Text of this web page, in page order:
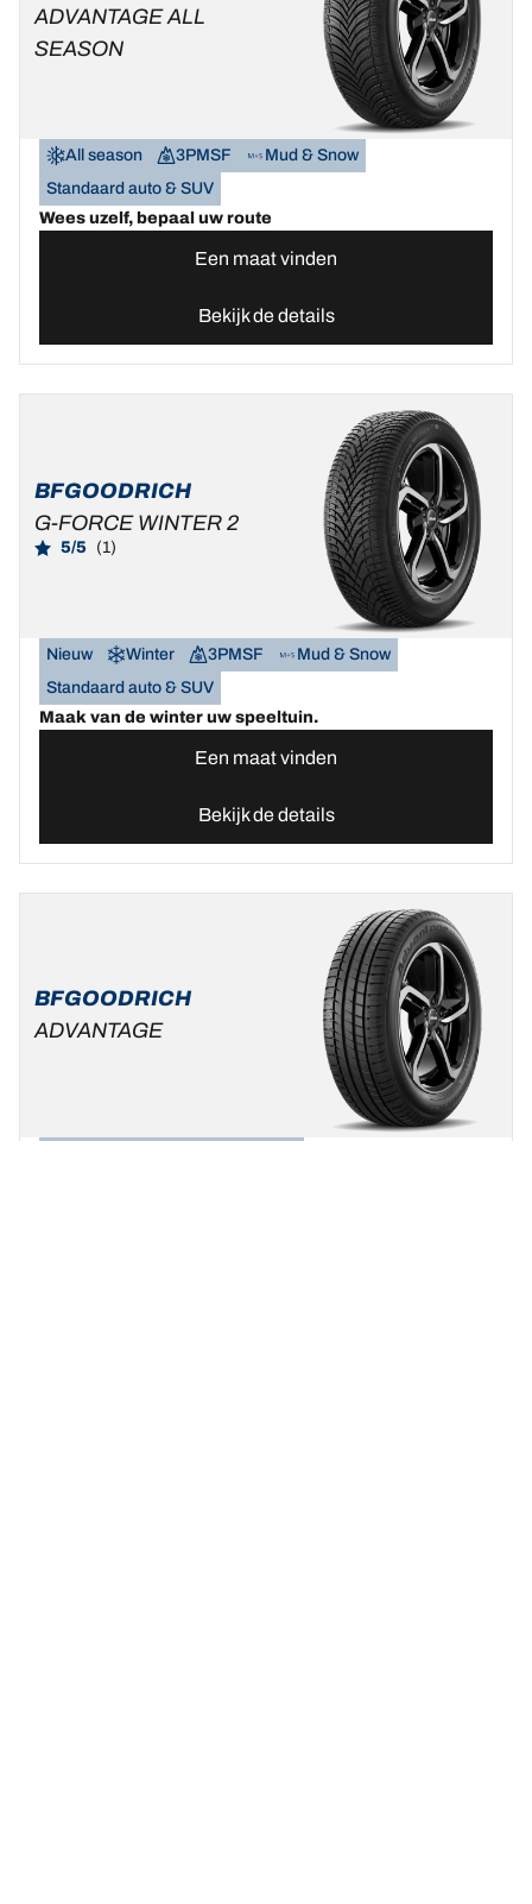
ADVANTAGE ALL
SEASON
All season 3PMSF
Mud & Snow
Standaard auto & SUV
Wees uzelf, bepaal uw route
Een maat vinden
Bekijk de details
BFGOODRICH
G-FORCE WINTER 2
5/5 (1)
Nieuw Winter 3PMSF
Mud & Snow
Standaard auto & SUV
Maak van de winter uw speeltuin.
Een maat vinden
Bekijk de details
BFGOODRICH
ADVANTAGE